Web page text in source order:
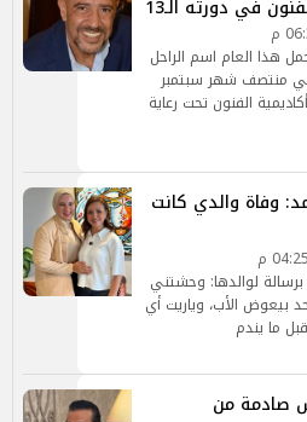
في دورته الـ13
هذا العام اسم الراحل
منتصف شهر سبتمبر
الفنون تحت رعاية
وفاة والدي كانت
لوالدها: وحشتني
الأب، وياريت أي
ما يندم
صادمة من